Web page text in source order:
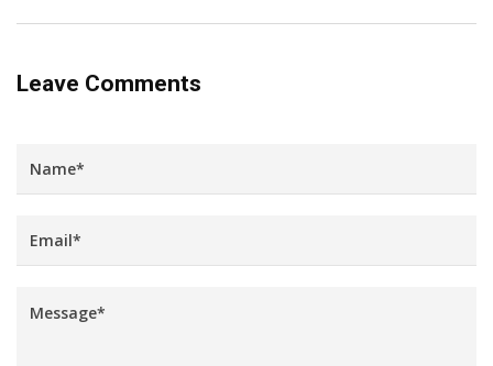
Leave Comments